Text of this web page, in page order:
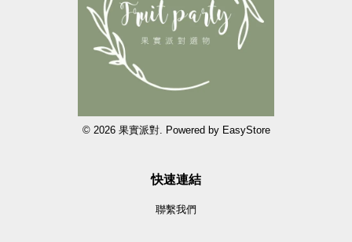
© 2026 果實派對. Powered by EasyStore
快速連結
聯繫我們